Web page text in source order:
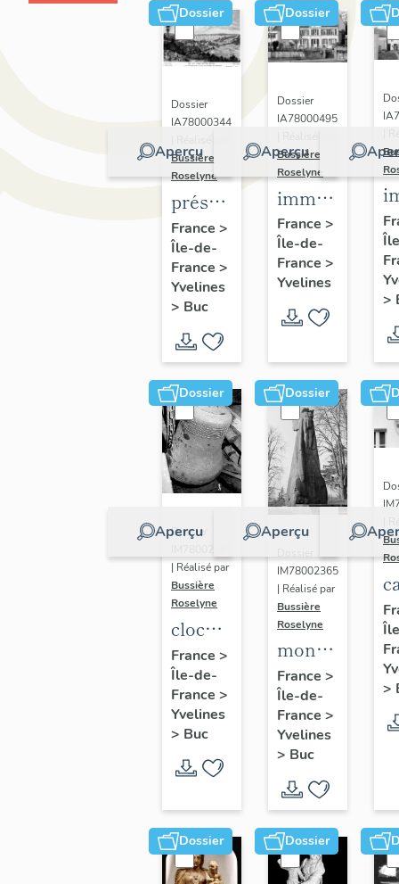
Dossier
Aperçu
Dossier
IA78000344
Bussière
Roselyne
présentation
de la
commune
de Buc
France >
Île-de-
France >
Yvelines
> Buc
Dossier
Aperçu
Dossier
IA78000495
Bussière
Roselyne
immeubles,
maisons,
fermes
France >
Île-de-
France >
Yvelines
>
Dossier
Aperçu
Dossier
| Réalisé par
Bussière
Roselyne
cloche
dite
Louise
Auguste
Adélaïde
France >
Île-de-
France >
Yvelines
> Buc
Dossier
Aperçu
IM78002365
| Réalisé par
Bussière
Roselyne
monument
funéraire
de
Jean
Casale
France >
Île-de-
France >
Yvelines
> Buc
>
Dossier Dossier